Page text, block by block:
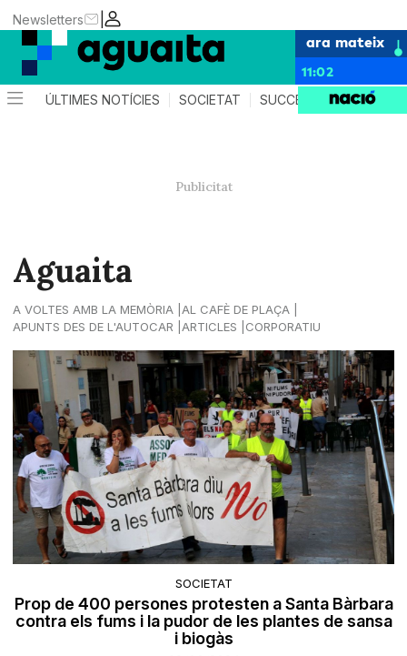
|
Newsletters
ara mateix
11:02
ÚLTIMES NOTÍCIES SOCIETAT SUCCESSOS AGENDA
Aguaita
A VOLTES AMB LA MEMÒRIA
AL CAFÈ DE PLAÇA
APUNTS DES DE L'AUTOCAR
ARTICLES CORPORATIU
SOCIETAT
Prop de 400 persones protesten a Santa Bàrbara
contra els fums i la pudor de les plantes de sansa
i biogàs